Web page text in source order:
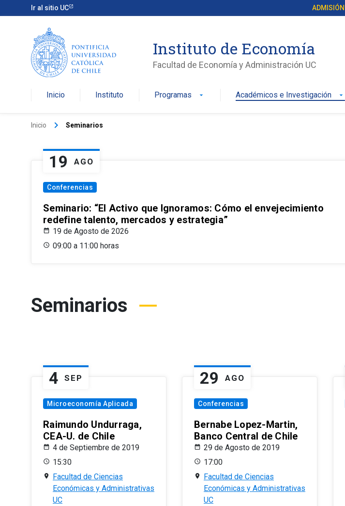
Ir al sitio UC ADMISIÓN
Instituto de Economía
Facultad de Economía y Administración UC
Inicio Instituto Programas arrow_drop_down Académicos e Investigación arrow_drop_down
Inicio keyboard_arrow_right Seminarios
19 AGO
Conferencias
Seminario: “El Activo que Ignoramos: Cómo el envejecimiento
redefine talento, mercados y estrategia”
19 de Agosto de 2026
09:00 a 11:00 horas
Seminarios
4 SEP
Microeconomía Aplicada
Raimundo Undurraga,
CEA-U. de Chile
4 de Septiembre de 2019
15:30
Facultad de Ciencias
Económicas y Administrativas
UC
29 AGO
Conferencias
Bernabe Lopez-Martin,
Banco Central de Chile
29 de Agosto de 2019
17:00
Facultad de Ciencias
Económicas y Administrativas
UC